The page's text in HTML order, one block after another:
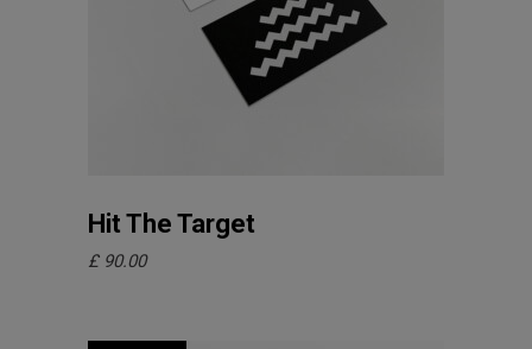
Hit The Target
£ 90.00